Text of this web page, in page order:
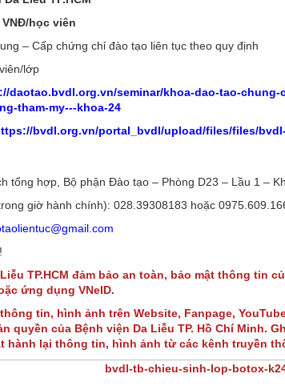
VNĐ/học viên
– Cấp chứng chỉ đào tạo liên tục theo quy định
lớp
daotao.bvdl.org.vn/seminar/khoa-dao-tao-
tham-my---khoa-24
bvdl.org.vn/portal_bvdl/upload/files/files/
tổng hợp, Bộ phận Đào tạo – Phòng D23 – Lầu 1 –
giờ hành chính): 028.39308183 hoặc
TP.HCM đảm bảo an toàn, bảo mật thông tin
ứng dụng VNeID.
tin, hình ảnh trên Website, Fanpage,
quyền của Bệnh viện Da Liễu TP. Hồ Chí Minh.
hành lại thông tin, hình ảnh từ các kênh truyền